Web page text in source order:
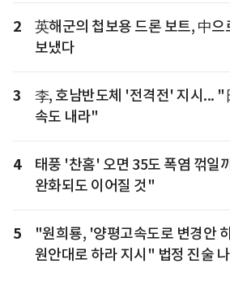
2
英해군의 첩보용 드론 보트, 中으
보냈다
3
李, 호남반도체 '전격전' 지시... "
속도 내라"
4
태풍 '찬홈' 오면 35도 폭염 꺾
완화되도 이어질 것"
5
"원희룡, '양평고속도로 변경안
원안대로 하라 지시" 법정 진술